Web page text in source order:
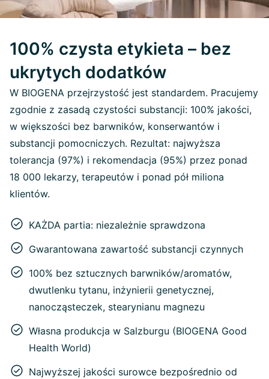
100% czysta etykieta – bez
ukrytych dodatków
W BIOGENA przejrzystość jest standardem. Pracujemy
zgodnie z zasadą czystości substancji: 100% jakości,
w większości bez barwników, konserwantów i
substancji pomocniczych. Rezultat: najwyższa
tolerancja (97%) i rekomendacja (95%) przez ponad
18 000 lekarzy, terapeutów i ponad pół miliona
klientów.
KAŻDA partia: niezależnie sprawdzona
Gwarantowana zawartość substancji czynnych
100% bez sztucznych barwników/aromatów,
dwutlenku tytanu, inżynierii genetycznej,
nanocząsteczek, stearynianu magnezu
Własna produkcja w Salzburgu (BIOGENA Good
Health World)
Najwyższej jakości surowce bezpośrednio od